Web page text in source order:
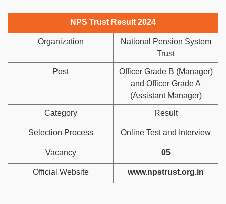
NPS Trust Result 2024
Organization
National Pension System
Trust
Post
Officer Grade B (Manager)
and Officer Grade A
(Assistant Manager)
Category Result
Selection Process Online Test and Interview
Vacancy 05
Official Website www.npstrust.org.in